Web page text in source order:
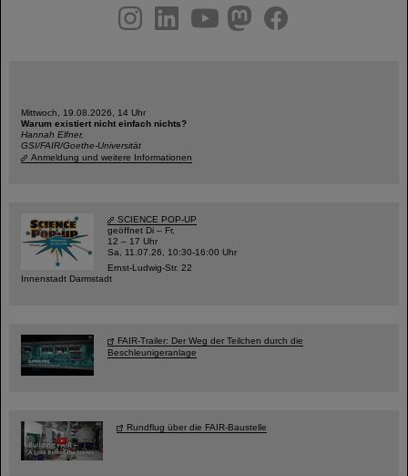
youtubehelmholtz.socialfacebook
Mittwoch, 19.08.2026, 14 Uhr
Warum existiert nicht einfach nichts?
Hannah Elfner,
GSI/FAIR/Goethe-Universität
Anmeldung und weitere Informationen
SCIENCE POP-UP
geöffnet Di – Fr,
12 – 17 Uhr
Sa, 11.07.26, 10:30-16:00 Uhr
Ernst-Ludwig-Str. 22
Innenstadt Darmstadt
FAIR-Trailer: Der Weg der Teilchen durch die
Beschleunigeranlage
Rundflug über die FAIR-Baustelle